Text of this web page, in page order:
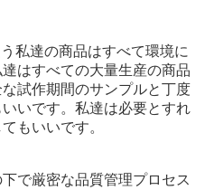
私達の商品はすべて環境に
はすべての大量生産の商品
試作期間のサンプルと丁度
いです。私達は必要とすれ
もいいです。
で厳密な品質管理プロセス